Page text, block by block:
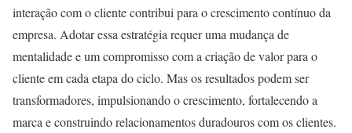
interação com o cliente contribui para o crescimento contínuo da
empresa. Adotar essa estratégia requer uma mudança de
mentalidade e um compromisso com a criação de valor para o
cliente em cada etapa do ciclo. Mas os resultados podem ser
transformadores, impulsionando o crescimento, fortalecendo a
marca e construindo relacionamentos duradouros com os clientes.